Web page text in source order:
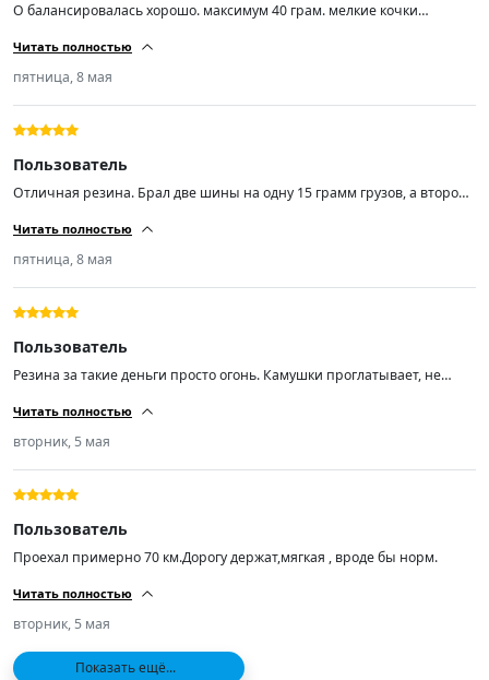
О балансировалась хорошо. максимум 40 грам. мелкие кочки
Читать полностью
пятница, 8 мая
Пользователь
Отличная резина. Брал две шины на одну 15 грамм грузов, а второй
Читать полностью
пятница, 8 мая
Пользователь
Резина за такие деньги просто огонь. Камушки проглатывает, не
самое главное лучше нашей раз в 100.
Читать полностью
вторник, 5 мая
Пользователь
Проехал примерно 70 км.Дорогу держат,мягкая , вроде бы норм.
Читать полностью
вторник, 5 мая
Показать ещё...